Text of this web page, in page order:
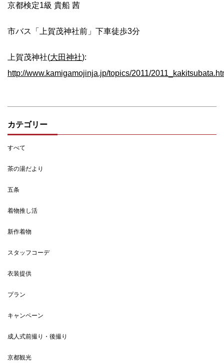
カテゴリー
すべて
茶の湯だより
五条
着物推し活
新作着物
スタッフコーデ
衣装提供
プラン
キャンペーン
成人式前撮り・後撮り
京都観光
京都検定1級 貴船 茜
市バス「上賀茂神社前」下車徒歩3分
上賀茂神社(大田神社):
http://www.kamigamojinja.jp/topics/2011/